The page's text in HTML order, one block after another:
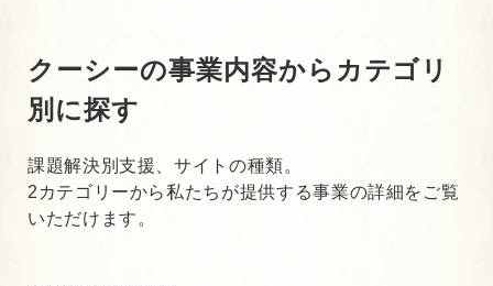
クーシーの事業内容から カテゴリ
別に探す
課題解決別支援、サイトの種類。
2カテゴリーから私たちが提供する事業の詳細をご覧
いただけます。